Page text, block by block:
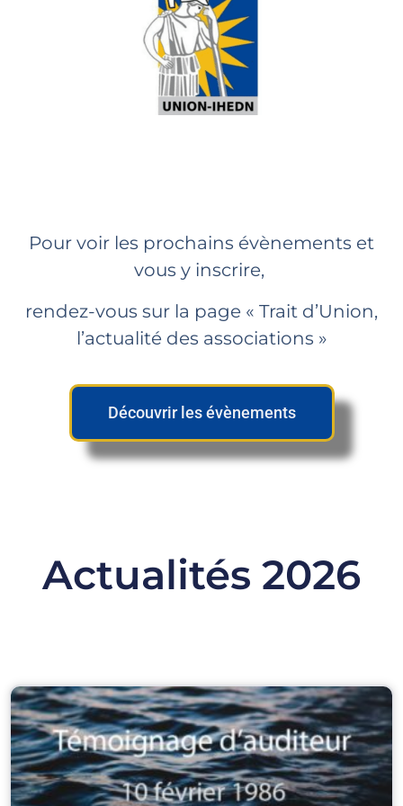
ministère des Armées
Cliquez sur le bouton ci-dessous
Edition de juillet 2026
Pour voir les prochains évènements et
vous y inscrire,
rendez-vous sur la page « Trait d’Union,
l’actualité des associations »
Découvrir les évènements
Actualités 2026